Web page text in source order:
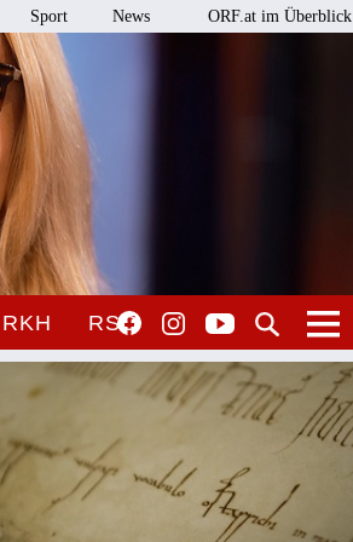
Sport News ORF.at im Überblick
RKH RSO